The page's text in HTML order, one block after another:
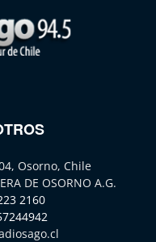
Osorno, Chile
DE OSORNO A.G.
2160